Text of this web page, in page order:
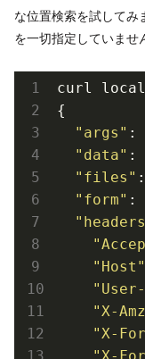
な位置検索を試してみ
を一切指定していませ
curl
{
"args" :
"data" :
"files"
"form" :
"Host"
"X-
"X-